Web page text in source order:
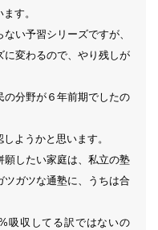
す。
い予習シリーズですが、
に変わるので、やり残しが
分野が６年前期でしたの
ようかと思います。
したい家庭は、私立の塾
ガツな通塾に、うちは合
吸収してる訳ではないの